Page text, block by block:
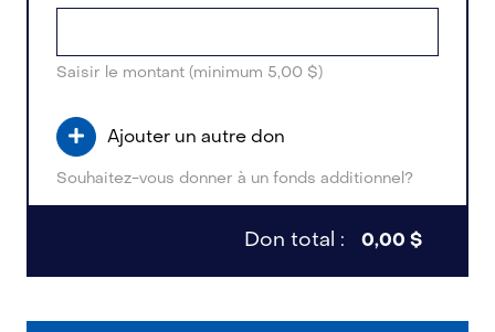
Saisir le montant (minimum 5,00 $)
Ajouter un autre don
Souhaitez-vous donner à un fonds additionnel?
Don total : 0,00 $